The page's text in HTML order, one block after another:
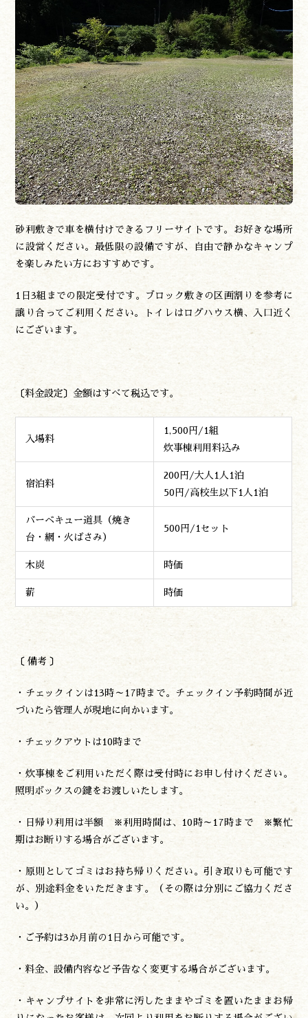
砂利敷きで車を横付けできるフリーサイトです。お好きな場所
に設営ください。最低限の設備ですが、自由で静かなキャンプ
を楽しみたい方におすすめです。
1日3組までの限定受付です。ブロック敷きの区画割りを参考に
譲り合ってご利用ください。トイレはログハウス横、入口近く
にございます。
〔料金設定〕金額はすべて税込です。
入場料
1,500円/1組
炊事棟利用料込み
宿泊料
200円/大人1人1泊
50円/高校生以下1人1泊
バーベキュー道具（焼き
台・網・火ばさみ）
500円/1セット
木炭 時価
薪 時価
〔 備考 〕
・チェックインは13時～17時まで。チェックイン予約時間が近
づいたら管理人が現地に向かいます。
・チェックアウトは10時まで
・炊事棟をご利用いただく際は受付時にお申し付けください。
照明ボックスの鍵をお渡しいたします。
・日帰り利用は半額 ※利用時間は、10時～17時まで ※繁忙
期はお断りする場合がございます。
・原則としてゴミはお持ち帰りください。引き取りも可能です
が、別途料金をいただきます。（その際は分別にご協力くださ
い。）
・ご予約は3か月前の1日から可能です。
・料金、設備内容など予告なく変更する場合がございます。
・キャンプサイトを非常に汚したままやゴミを置いたままお帰